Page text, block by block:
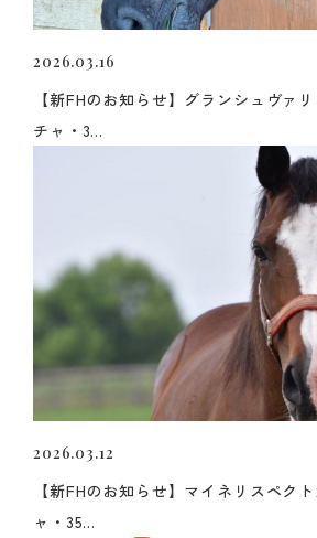
2026.03.16
【新FHのお知らせ】グランシュヴァ
チャ・3...
2026.03.12
【新FHのお知らせ】マイネリスペク
ャ・35...